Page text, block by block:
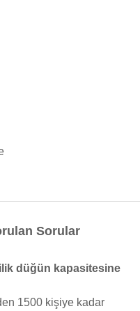
Sorular
düğün kapasitesine
1500 kişiye kadar